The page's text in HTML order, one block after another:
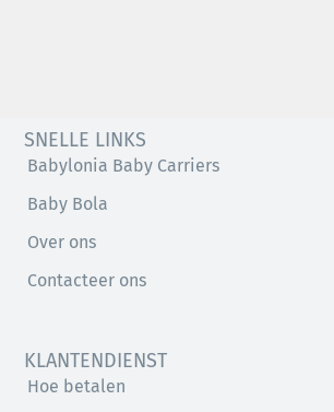
SNELLE LINKS
Babylonia Baby Carriers
Baby Bola
Over ons
Contacteer ons
KLANTENDIENST
Hoe betalen